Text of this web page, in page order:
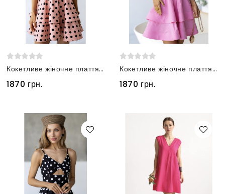
Кокетливе жіночне плаття з льону рожеве у горох
1870 грн.
Кокетливе жіночне плаття з льону рожевого кольору
1870 грн.